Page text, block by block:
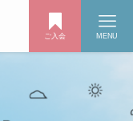
ご入会 MENU